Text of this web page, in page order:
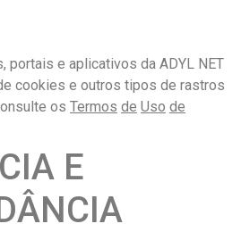
portais e aplicativos da ADYL NET
cookies e outros tipos de rastros
os Termos de Uso de
E